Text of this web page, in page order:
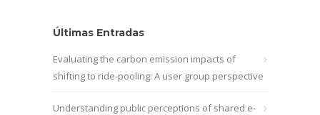
Últimas Entradas
Evaluating the carbon emission impacts of
shifting to ride-pooling: A user group perspective
Understanding public perceptions of shared e-